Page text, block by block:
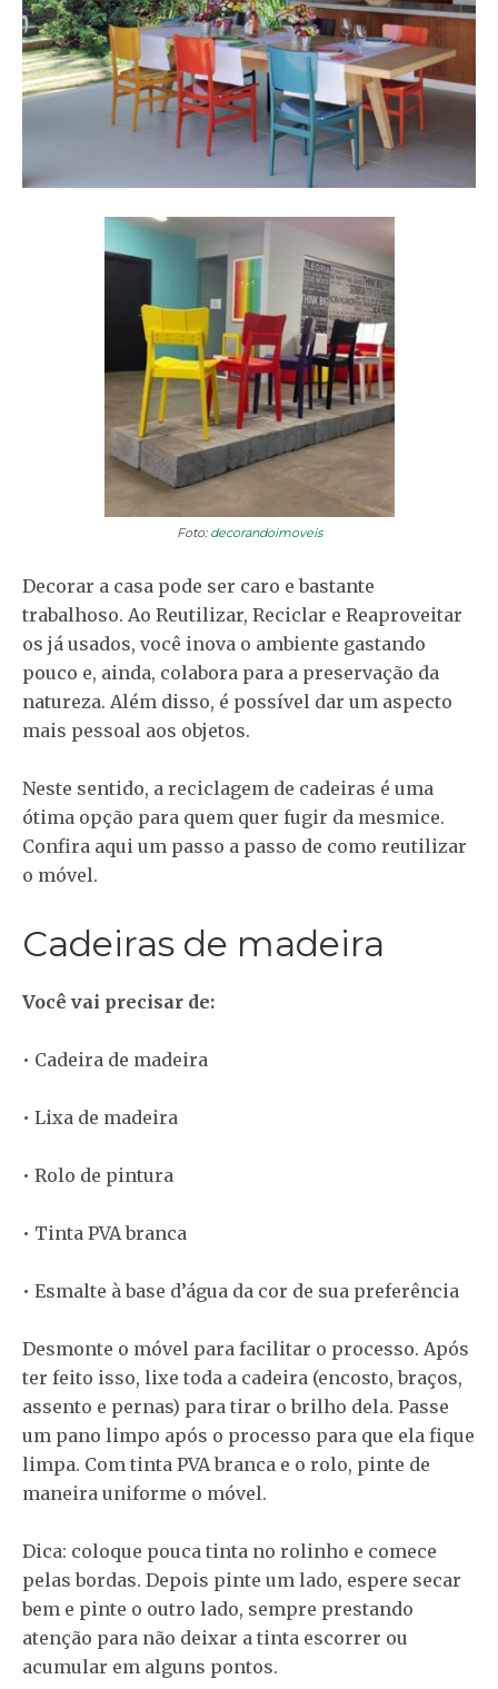
Foto: decorandoimoveis
Decorar a casa pode ser caro e bastante
trabalhoso. Ao Reutilizar, Reciclar e Reaproveitar
os já usados, você inova o ambiente gastando
pouco e, ainda, colabora para a preservação da
natureza. Além disso, é possível dar um aspecto
mais pessoal aos objetos.
Neste sentido, a reciclagem de cadeiras é uma
ótima opção para quem quer fugir da mesmice.
Confira aqui um passo a passo de como reutilizar
o móvel.
Cadeiras de madeira
Você vai precisar de:
• Cadeira de madeira
• Lixa de madeira
• Rolo de pintura
• Tinta PVA branca
• Esmalte à base d’água da cor de sua preferência
Desmonte o móvel para facilitar o processo. Após
ter feito isso, lixe toda a cadeira (encosto, braços,
assento e pernas) para tirar o brilho dela. Passe
um pano limpo após o processo para que ela fique
limpa. Com tinta PVA branca e o rolo, pinte de
maneira uniforme o móvel.
Dica: coloque pouca tinta no rolinho e comece
pelas bordas. Depois pinte um lado, espere secar
bem e pinte o outro lado, sempre prestando
atenção para não deixar a tinta escorrer ou
acumular em alguns pontos.